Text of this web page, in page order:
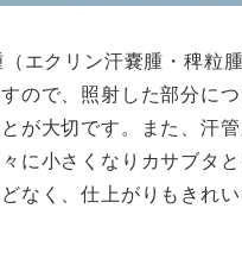
エクリン汗嚢腫・稗粒
ので、照射した部分に
大切です。また、汗
小さくなりカサブタ
なく、仕上がりもきれい